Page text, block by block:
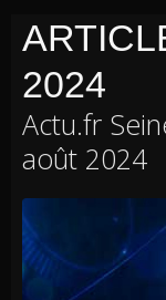
2024
Actu.fr
août 2024